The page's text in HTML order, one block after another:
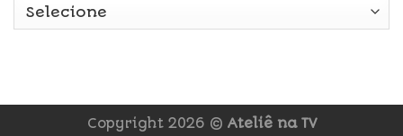
Copyright 2026 © Ateliê na TV